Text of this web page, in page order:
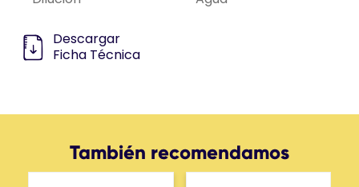
Descargar
Ficha Técnica
También recomendamos